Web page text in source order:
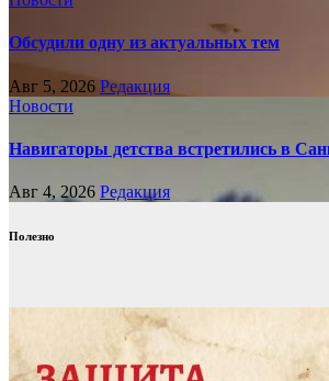
Обсудили одну из актуальных тем
Авг 5, 2026 Редакция
Новости
Навигаторы детства встретились в
Авг 4, 2026 Редакция
Полезно